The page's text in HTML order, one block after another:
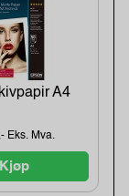
A4
Eks. Mva.
Kjøp